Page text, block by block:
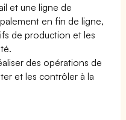
et une ligne de
en fin de ligne,
de production et les
des opérations de
et les contrôler à la